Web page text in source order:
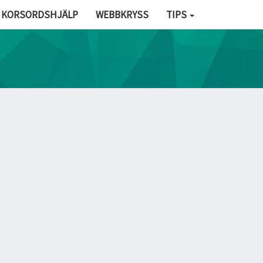
KORSORDSHJÄLP WEBBKRYSS TIPS